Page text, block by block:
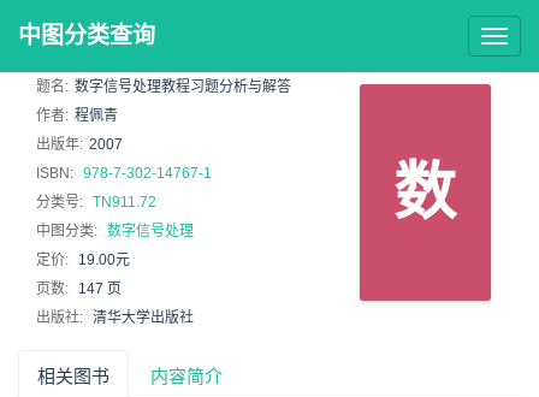
中图分类查询
数
题名: 数字信号处理教程习题分析与解答
作者: 程佩青
出版年: 2007
ISBN: 978-7-302-14767-1
分类号: TN911.72
中图分类: 数字信号处理
定价:
19.00元
页数:
147 页
出版社: 清华大学出版社
相关图书 内容简介